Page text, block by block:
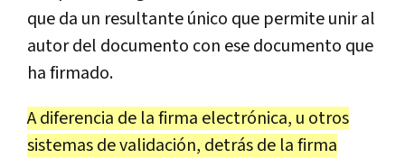
que da un resultante único que permite unir al
autor del documento con ese documento que
ha firmado.
A diferencia de la firma electrónica, u otros
sistemas de validación, detrás de la firma